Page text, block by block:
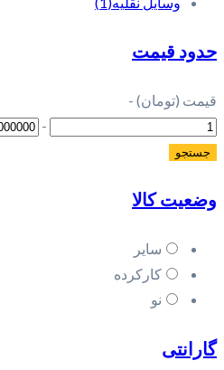
حدود قیمت
قیمت (تومان) -
-
وضعیت کالا
سایر
کارکرده
نو
گارانتی